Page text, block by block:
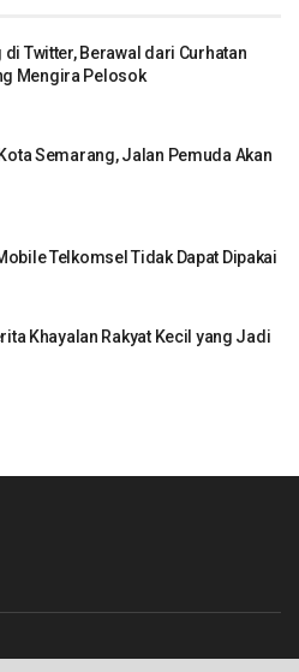
Twitter, Berawal dari Curhatan
Mengira Pelosok
Semarang, Jalan Pemuda Akan
Telkomsel Tidak Dapat Dipakai
Khayalan Rakyat Kecil yang Jadi